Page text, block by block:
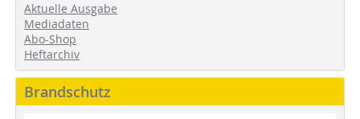
Aktuelle Ausgabe
Mediadaten
Abo-Shop
Heftarchiv
Brandschutz